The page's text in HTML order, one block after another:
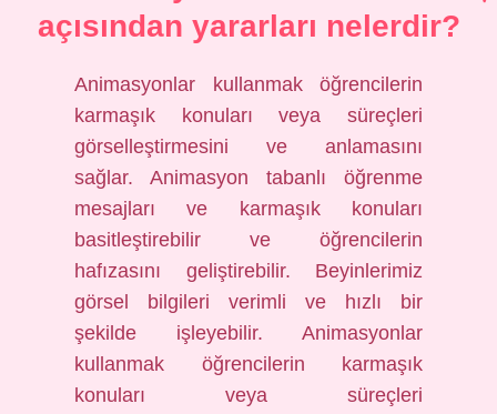
açısından yararları nelerdir?
Animasyonlar kullanmak öğrencilerin
karmaşık konuları veya süreçleri
görselleştirmesini ve anlamasını
sağlar. Animasyon tabanlı öğrenme
mesajları ve karmaşık konuları
basitleştirebilir ve öğrencilerin
hafızasını geliştirebilir. Beyinlerimiz
görsel bilgileri verimli ve hızlı bir
şekilde işleyebilir. Animasyonlar
kullanmak öğrencilerin karmaşık
konuları veya süreçleri